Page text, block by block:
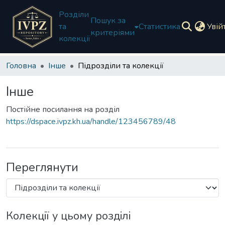
Розділи
та
колекції
Пошук за
критеріями
Статистика
Головна Інше Підрозділи та колекції
Інше
Постійне посилання на розділ
https://dspace.ivpz.kh.ua/handle/123456789/48
Переглянути
Колекції у цьому розділі